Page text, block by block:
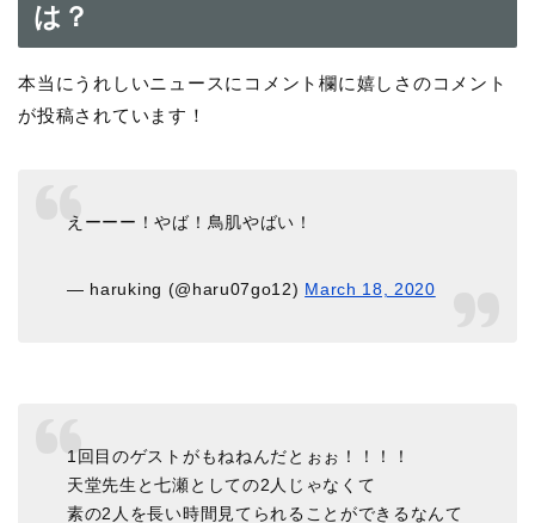
は？
本当にうれしいニュースにコメント欄に嬉しさのコメント
が投稿されています！
えーーー！やば！鳥肌やばい！
— haruking (@haru07go12) March 18, 2020
1回目のゲストがもねねんだとぉぉ！！！！
天堂先生と七瀬としての2人じゃなくて
素の2人を長い時間見てられることができるなんて